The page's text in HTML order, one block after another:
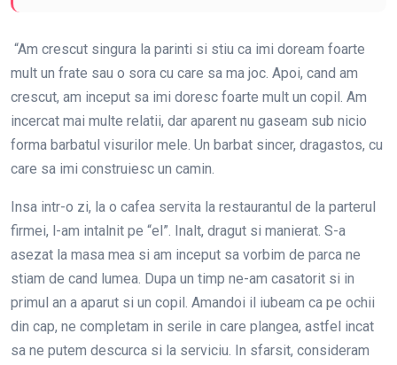
“Am crescut singura la parinti si stiu ca imi doream foarte
mult un frate sau o sora cu care sa ma joc. Apoi, cand am
crescut, am inceput sa imi doresc foarte mult un copil. Am
incercat mai multe relatii, dar aparent nu gaseam sub nicio
forma barbatul visurilor mele. Un barbat sincer, dragastos, cu
care sa imi construiesc un camin.
Insa intr-o zi, la o cafea servita la restaurantul de la parterul
firmei, l-am intalnit pe “el”. Inalt, dragut si manierat. S-a
asezat la masa mea si am inceput sa vorbim de parca ne
stiam de cand lumea. Dupa un timp ne-am casatorit si in
primul an a aparut si un copil. Amandoi il iubeam ca pe ochii
din cap, ne completam in serile in care plangea, astfel incat
sa ne putem descurca si la serviciu. In sfarsit, consideram